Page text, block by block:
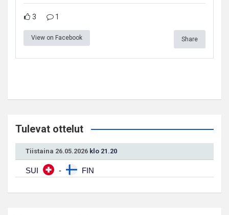
3 1
View on Facebook Share
Tulevat ottelut
Tiistaina 26.05.2026 klo 21.20
SUI - FIN